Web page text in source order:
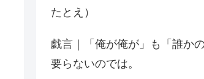
たとえ）
戯言｜「俺が俺が」も「誰か
要らないのでは。